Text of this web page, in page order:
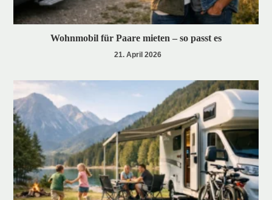
Wohnmobil für Paare mieten – so passt es
21. April 2026